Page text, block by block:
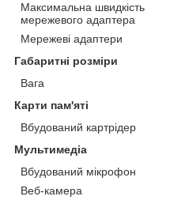
Максимальна швидкість
мережевого адаптера
Мережеві адаптери
Габаритні розміри
Вага
Карти пам'яті
Вбудований картрідер
Мультимедіа
Вбудований мікрофон
Веб-камера